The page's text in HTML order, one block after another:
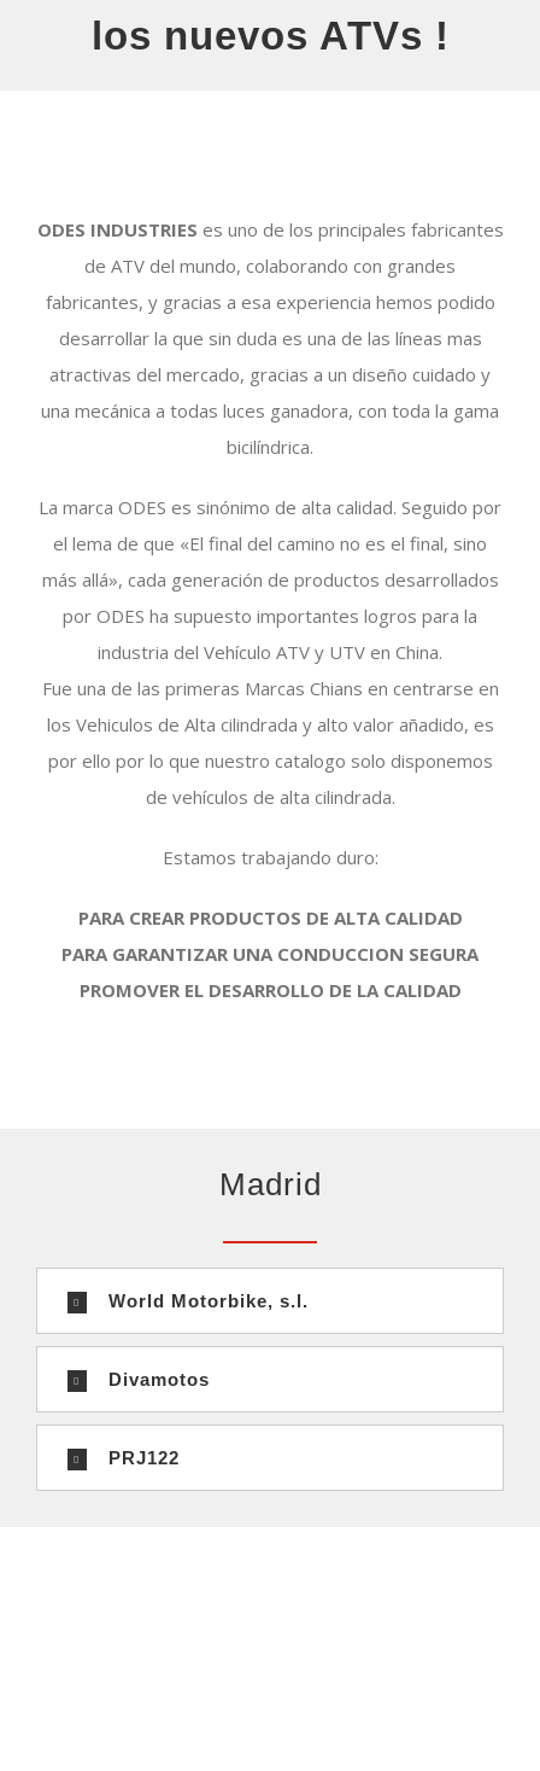
los nuevos ATVs !
ODES INDUSTRIES es uno de los principales fabricantes
de ATV del mundo, colaborando con grandes
fabricantes, y gracias a esa experiencia hemos podido
desarrollar la que sin duda es una de las líneas mas
atractivas del mercado, gracias a un diseño cuidado y
una mecánica a todas luces ganadora, con toda la gama
bicilíndrica.
La marca ODES es sinónimo de alta calidad. Seguido por
el lema de que «El final del camino no es el final, sino
más allá», cada generación de productos desarrollados
por ODES ha supuesto importantes logros para la
industria del Vehículo ATV y UTV en China.
Fue una de las primeras Marcas Chians en centrarse en
los Vehiculos de Alta cilindrada y alto valor añadido, es
por ello por lo que nuestro catalogo solo disponemos
de vehículos de alta cilindrada.
Estamos trabajando duro:
PARA CREAR PRODUCTOS DE ALTA CALIDAD
PARA GARANTIZAR UNA CONDUCCION SEGURA
PROMOVER EL DESARROLLO DE LA CALIDAD
Madrid
World Motorbike, s.l.
Divamotos
PRJ122